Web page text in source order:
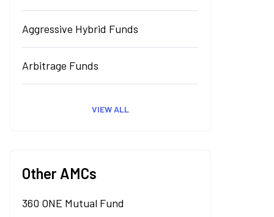
Aggressive Hybrid Funds
Arbitrage Funds
VIEW ALL
Other AMCs
360 ONE Mutual Fund